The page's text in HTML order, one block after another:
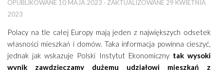
OPUBLIKOWANE 10 MAJA 2023 · ZAKTUALIZOWANE 29 KWIETNIA
2023
Polacy na tle całej Europy mają jeden z największych odsetek
własności mieszkań i domów. Taka informacja powinna cieszyć,
jednak jak wskazuje Polski Instytut Ekonomiczny tak wysoki
wynik zawdzięczamy dużemu udziałowi mieszkań z